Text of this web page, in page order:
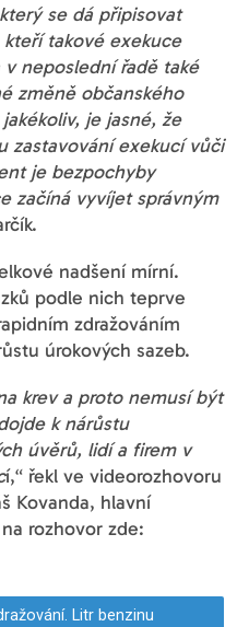
se dá připisovat
takové exekuce
neposlední řadě také
změně občanského
je jasné, že
zastavování exekucí vůči
je bezpochyby
začíná vyvíjet správným
nadšení mírní.
podle nich teprve
zdražováním
úrokových sazeb.
krev a proto nemusí být
k nárůstu
úvěrů, lidí a firem v
í,“ řekl ve videorozhovoru
Kovanda, hlavní
rozhovor zde:
Litr benzinu